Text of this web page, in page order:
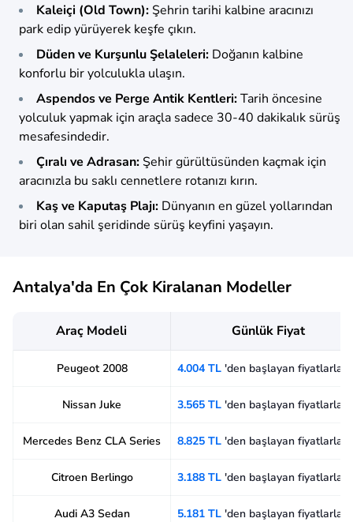
Kaleiçi (Old Town): Şehrin tarihi kalbine aracınızı
park edip yürüyerek keşfe çıkın.
Düden ve Kurşunlu Şelaleleri: Doğanın kalbine
konforlu bir yolculukla ulaşın.
Aspendos ve Perge Antik Kentleri:Tarih öncesine
yolculuk yapmak için araçla sadece 30-40 dakikalık sürüş
mesafesindedir.
Çıralı ve Adrasan: Şehir gürültüsünden kaçmak için
aracınızla bu saklı cennetlere rotanızı kırın.
Kaş ve Kaputaş Plajı: Dünyanın en güzel yollarından
biri olan sahil şeridinde sürüş keyfini yaşayın.
Antalya'da En Çok Kiralanan Modeller
Araç Modeli Günlük Fiyat
Peugeot 2008 4.004 TL'den başlayan fiyatlarla
Nissan Juke 3.565 TL'den başlayan fiyatlarla
Mercedes Benz CLA Series 8.825 TL'den başlayan fiyatlarla
Citroen Berlingo 3.188 TL'den başlayan fiyatlarla
Audi A3 Sedan 5.181 TL'den başlayan fiyatlarla